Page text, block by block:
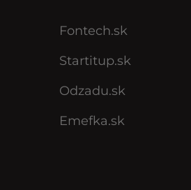
Fontech.sk
Startitup.sk
Odzadu.sk
Emefka.sk